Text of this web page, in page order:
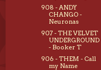
908 - ANDY
CHANGO -
Neuronas
907 - THE VELVET
UNDERGROUND
- Booker T
906 - THEM - Call
my Name